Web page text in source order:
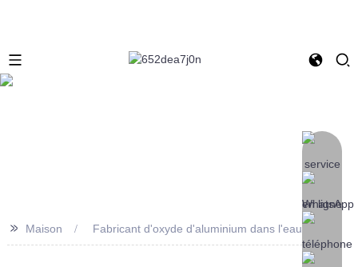
>> Maison Fabricant d'oxyde d'aluminium dans l'eau